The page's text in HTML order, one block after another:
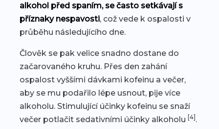
alkohol před spaním, se často setkávají s
příznaky nespavosti, což vede k ospalosti v
průběhu následujícího dne.
Člověk se pak velice snadno dostane do
začarovaného kruhu. Přes den zahání
ospalost vyššími dávkami kofeinu a večer,
aby se mu podařilo lépe usnout, pije více
alkoholu. Stimulující účinky kofeinu se snaží
večer potlačit sedativními účinky alkoholu [4] .